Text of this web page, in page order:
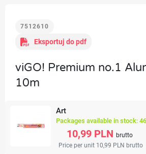
7512610
Eksportuj do pdf
viGO! Premium no.1
10m
Art
Packages available in stock:
10,99 PLN brutto
Price per unit 10,99 PLN brutto